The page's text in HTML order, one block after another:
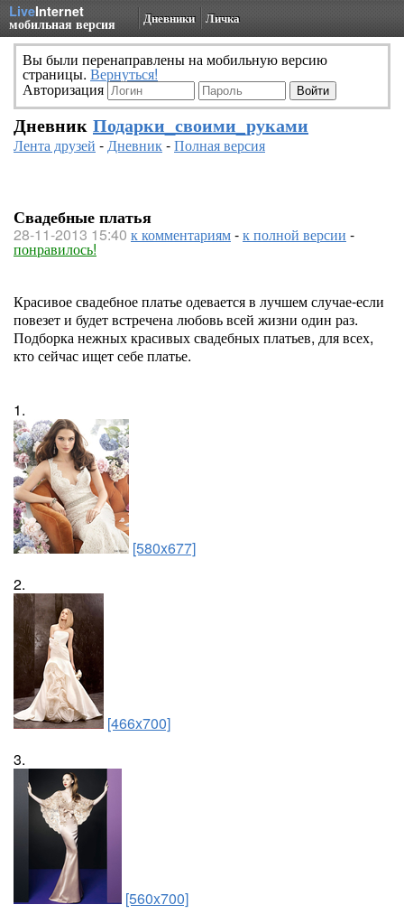
LiveInternet
мобильная версия Дневники Личка
Вы были перенаправлены на мобильную версию
страницы. Вернуться!
Авторизация
Дневник Подарки_своими_руками
Лента друзей -Дневник-Полная версия
Свадебные платья
28-11-2013 15:40 к комментариям-к полной версии -
понравилось!
Красивое свадебное платье одевается в лучшем случае-если
повезет и будет встречена любовь всей жизни один раз.
Подборка нежных красивых свадебных платьев, для всех,
кто сейчас ищет себе платье.
1.
[580x677]
2.
[466x700]
3.
[560x700]